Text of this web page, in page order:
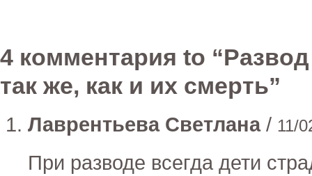
4 комментария to
так же, как и их смерть”
Лаврентьева Светлана/ 11/
При разводе всегда дети